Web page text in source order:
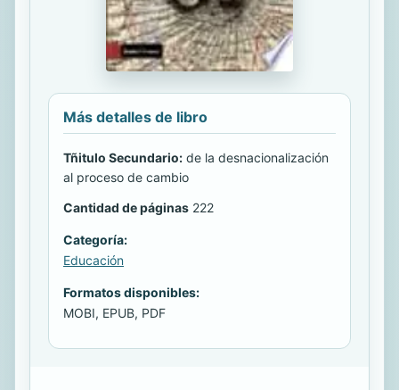
Más detalles de libro
Tñitulo Secundario: de la desnacionalización
al proceso de cambio
Cantidad de páginas 222
Categoría:
Educación
Formatos disponibles:
MOBI, EPUB, PDF